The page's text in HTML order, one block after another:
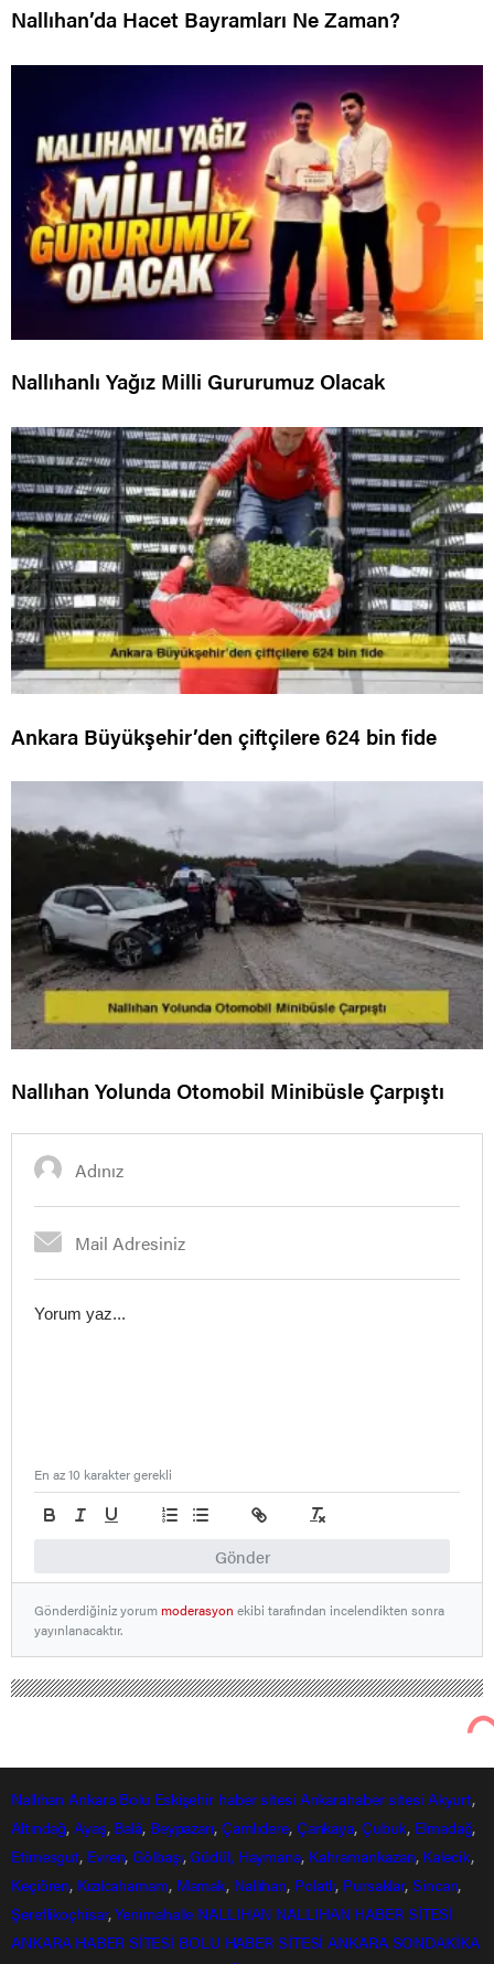
Nallıhan’da Hacet Bayramları Ne Zaman?
Nallıhanlı Yağız Milli Gururumuz Olacak
Ankara Büyükşehir’den çiftçilere 624 bin fide
Nallıhan Yolunda Otomobil Minibüsle Çarpıştı
Gönder
En az 10 karakter gerekli
Gönderdiğiniz yorummoderasyon ekibi tarafından incelendikten sonra
yayınlanacaktır.